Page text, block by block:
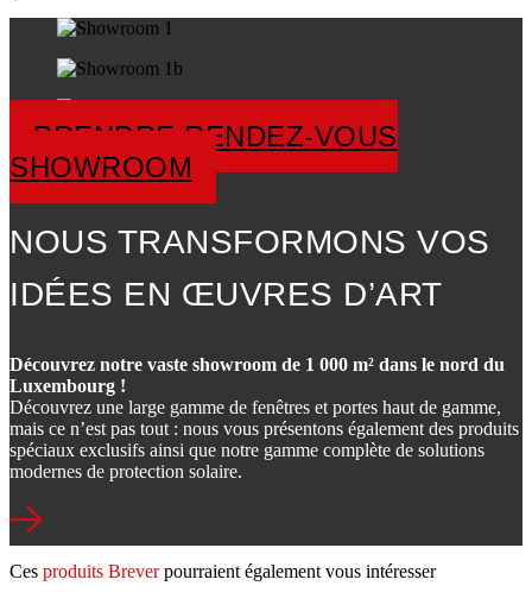
PRENDRE RENDEZ-VOUS
SHOWROOM
NOUS TRANSFORMONS VOS
IDÉES EN ŒUVRES D’ART
Découvrez notre vaste showroom de 1 000 m² dans le nord du
Luxembourg !
Découvrez une large gamme de fenêtres et portes haut de gamme,
mais ce n’est pas tout : nous vous présentons également des produits
spéciaux exclusifs ainsi que notre gamme complète de solutions
modernes de protection solaire.
Ces produits Breverpourraient également vous intéresser